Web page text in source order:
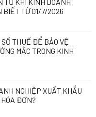
TỬ KHI KINH DOANH
BIẾT TỪ 01/7/2026
THUẾ ĐỂ BẢO VỆ
MẮC TRONG KINH
NGHIỆP XUẤT KHẨU
HÓA ĐƠN?